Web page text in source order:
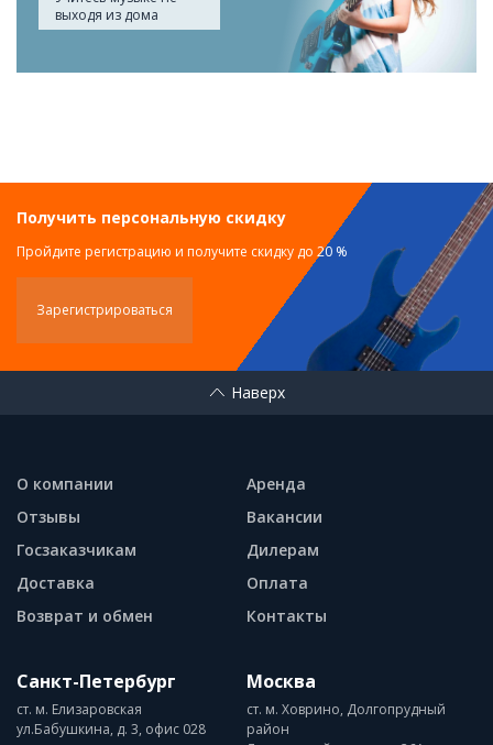
выходя из дома
Получить персональную скидку
Пройдите регистрацию и получите скидку до 20 %
Зарегистрироваться
Наверх
О компании
Отзывы
Госзаказчикам
Доставка
Возврат и обмен
Аренда
Вакансии
Дилерам
Оплата
Контакты
Санкт-Петербург
ст. м. Елизаровская
ул.Бабушкина, д. 3, офис 028
Москва
ст. м. Ховрино, Долгопрудный
район